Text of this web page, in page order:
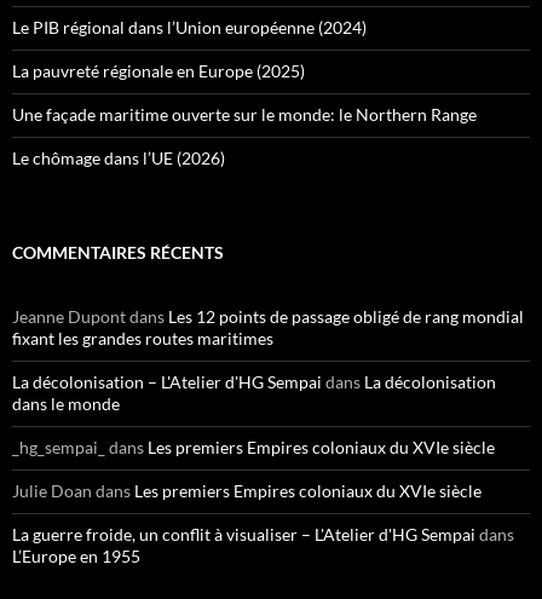
Le PIB régional dans l’Union européenne (2024)
La pauvreté régionale en Europe (2025)
Une façade maritime ouverte sur le monde: le Northern Range
Le chômage dans l’UE (2026)
COMMENTAIRES RÉCENTS
Jeanne Dupontdans Les 12 points de passage obligé de rang mondial
fixant les grandes routes maritimes
La décolonisation – L'Atelier d'HG Sempai dans La décolonisation
dans le monde
_hg_sempai_ dans Les premiers Empires coloniaux du XVIe siècle
Julie Doan dans Les premiers Empires coloniaux du XVIe siècle
La guerre froide, un conflit à visualiser – L'Atelier d'HG Sempai dans
L’Europe en 1955